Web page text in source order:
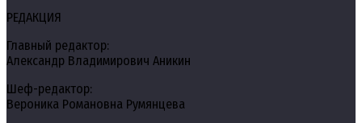
РЕДАКЦИЯ
Главный редактор:
Александр Владимирович Аникин
Шеф-редактор:
Вероника Романовна Румянцева